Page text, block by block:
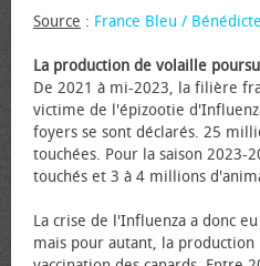
Source : France Bleu /
La production de volaille
De 2021 à mi-2023, la filière
victime de l'épizootie
foyers se sont déclarés. 25
touchées. Pour la saison 2023-
touchés et 3 à 4 millions
La crise de l'Influenza a donc
mais pour autant, la